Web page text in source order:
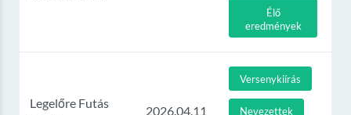
Élő
eredmények
Legelőre Futás
2026.04.11
Versenykiírás
Nevezettek